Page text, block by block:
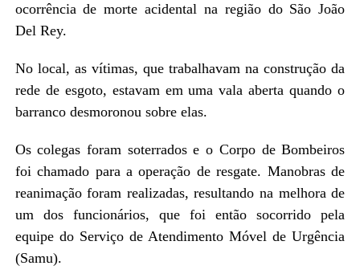
ocorrência de morte acidental na região do São João
Del Rey.
No local, as vítimas, que trabalhavam na construção da
rede de esgoto, estavam em uma vala aberta quando o
barranco desmoronou sobre elas.
Os colegas foram soterrados e o Corpo de Bombeiros
foi chamado para a operação de resgate. Manobras de
reanimação foram realizadas, resultando na melhora de
um dos funcionários, que foi então socorrido pela
equipe do Serviço de Atendimento Móvel de Urgência
(Samu).